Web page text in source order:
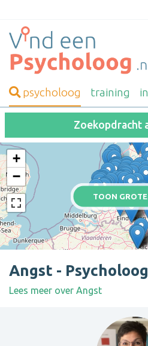
psycholoog training
Zoekopdracht
TOON
+
−
Angst -
Lees meer over Angst